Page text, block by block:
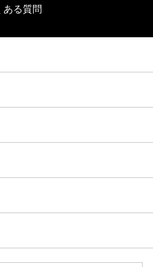
ある質問